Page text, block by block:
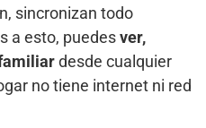
sincronizan todo
a esto, puedesver,
desde cualquier
no tiene internet ni red